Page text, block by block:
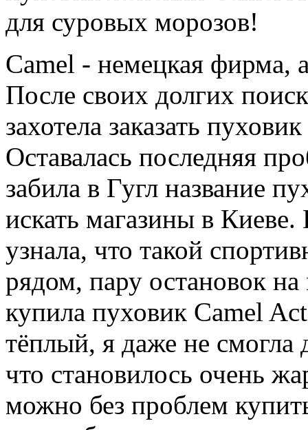
для суровых морозов!
Camel - немецкая фирма,
После своих долгих
захотела заказать
Оставалась последняя
забила в Гугл название
искать магазины в Киеве.
узнала, что такой
рядом, пару остановок
купила пуховик Camel
тёплый, я даже не смогла
что становилось очень
можно без проблем